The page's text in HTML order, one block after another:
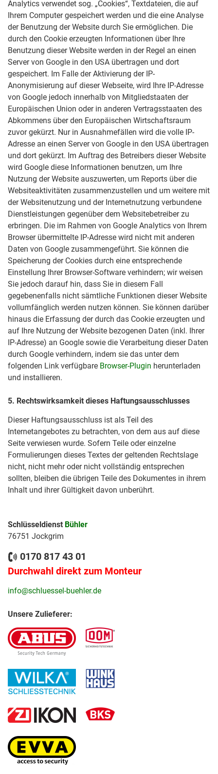
Analytics verwendet sog. „Cookies“, Textdateien, die auf
Ihrem Computer gespeichert werden und die eine Analyse
der Benutzung der Website durch Sie ermöglichen. Die
durch den Cookie erzeugten Informationen über Ihre
Benutzung dieser Website werden in der Regel an einen
Server von Google in den USA übertragen und dort
gespeichert. Im Falle der Aktivierung der IP-
Anonymisierung auf dieser Webseite, wird Ihre IP-Adresse
von Google jedoch innerhalb von Mitgliedstaaten der
Europäischen Union oder in anderen Vertragsstaaten des
Abkommens über den Europäischen Wirtschaftsraum
zuvor gekürzt. Nur in Ausnahmefällen wird die volle IP-
Adresse an einen Server von Google in den USA übertragen
und dort gekürzt. Im Auftrag des Betreibers dieser Website
wird Google diese Informationen benutzen, um Ihre
Nutzung der Website auszuwerten, um Reports über die
Websiteaktivitäten zusammenzustellen und um weitere mit
der Websitenutzung und der Internetnutzung verbundene
Dienstleistungen gegenüber dem Websitebetreiber zu
erbringen. Die im Rahmen von Google Analytics von Ihrem
Browser übermittelte IP-Adresse wird nicht mit anderen
Daten von Google zusammengeführt. Sie können die
Speicherung der Cookies durch eine entsprechende
Einstellung Ihrer Browser-Software verhindern; wir weisen
Sie jedoch darauf hin, dass Sie in diesem Fall
gegebenenfalls nicht sämtliche Funktionen dieser Website
vollumfänglich werden nutzen können. Sie können darüber
hinaus die Erfassung der durch das Cookie erzeugten und
auf Ihre Nutzung der Website bezogenen Daten (inkl. Ihrer
IP-Adresse) an Google sowie die Verarbeitung dieser Daten
durch Google verhindern, indem sie das unter dem
folgenden Link verfügbare Browser-Plugin herunterladen
und installieren.
5. Rechtswirksamkeit dieses Haftungsausschlusses
Dieser Haftungsausschluss ist als Teil des
Internetangebotes zu betrachten, von dem aus auf diese
Seite verwiesen wurde. Sofern Teile oder einzelne
Formulierungen dieses Textes der geltenden Rechtslage
nicht, nicht mehr oder nicht vollständig entsprechen
sollten, bleiben die übrigen Teile des Dokumentes in ihrem
Inhalt und ihrer Gültigkeit davon unberührt.
Schlüsseldienst Bühler
76751 Jockgrim
0170 817 43 01
Durchwahl direkt zum Monteur
info@schluessel-buehler.de
Unsere Zulieferer: